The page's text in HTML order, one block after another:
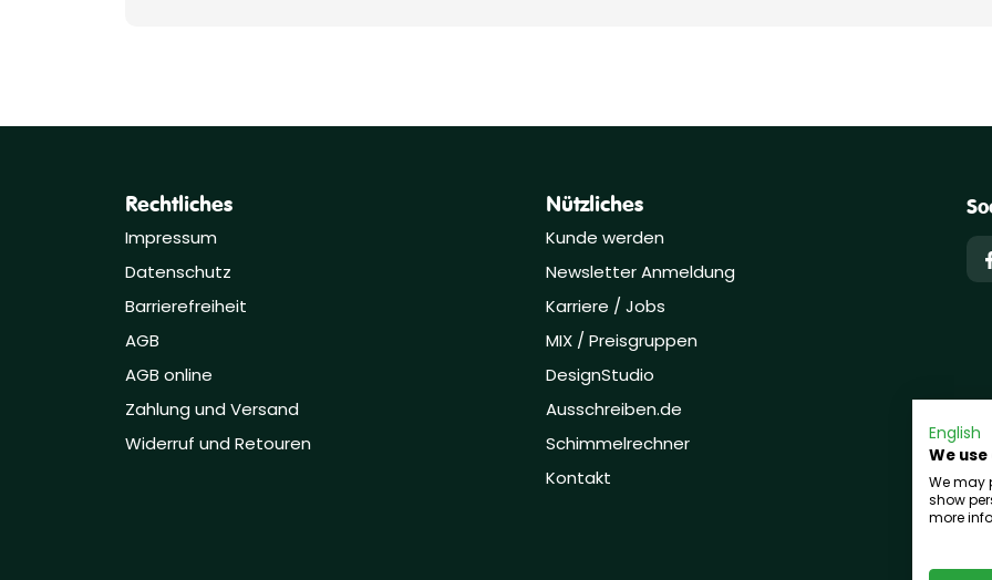
Rechtliches
Impressum
Datenschutz
Barrierefreiheit
AGB
AGB online
Zahlung und Versand
Widerruf und Retouren
Nützliches
Kunde werden
Newsletter Anmeldung
Karriere / Jobs
MIX / Preisgruppen
DesignStudio
Ausschreiben.de
Schimmelrechner
Kontakt
English
We
We may
show
more